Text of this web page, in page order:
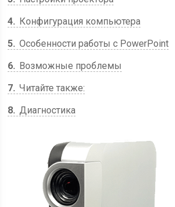
4
Конфигурация компьютера
5 Особенности работы с PowerPoint
6
Возможные проблемы
7 Читайте также:
8 Диагностика